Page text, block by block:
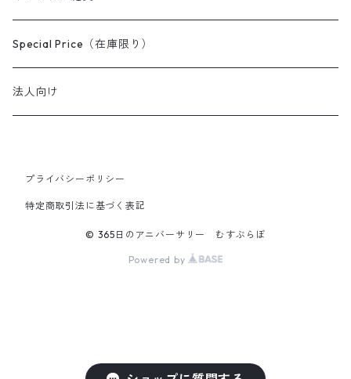
Special Price（在庫限り）
法人向け
プライバシーポリシー
特定商取引法に基づく表記
© 365日のアニバーサリー むすぶらぼ
Powered by